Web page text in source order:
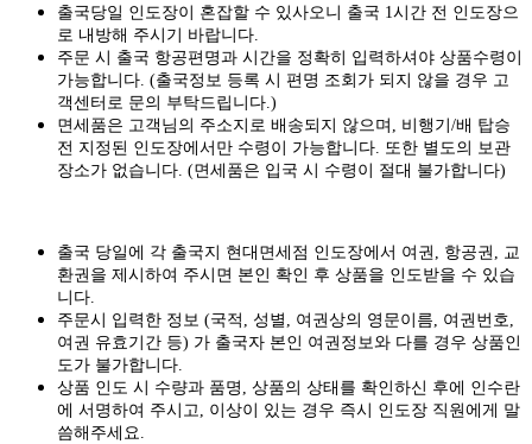
출국당일 인도장이 혼잡할 수 있사오니 출국 1시간 전 인도장으
로 내방해 주시기 바랍니다.
주문 시 출국 항공편명과 시간을 정확히 입력하셔야 상품수령이
가능합니다. (출국정보 등록 시 편명 조회가 되지 않을 경우 고
객센터로 문의 부탁드립니다.)
면세품은 고객님의 주소지로 배송되지 않으며, 비행기/배 탑승
전 지정된 인도장에서만 수령이 가능합니다. 또한 별도의 보관
장소가 없습니다. (면세품은 입국 시 수령이 절대 불가합니다)
출국 당일에 각 출국지 현대면세점 인도장에서 여권, 항공권, 교
환권을 제시하여 주시면 본인 확인 후 상품을 인도받을 수 있습
니다.
주문시 입력한 정보 (국적, 성별, 여권상의 영문이름, 여권번호,
여권 유효기간 등) 가 출국자 본인 여권정보와 다를 경우 상품인
도가 불가합니다.
상품 인도 시 수량과 품명, 상품의 상태를 확인하신 후에 인수란
에 서명하여 주시고, 이상이 있는 경우 즉시 인도장 직원에게 말
씀해주세요.